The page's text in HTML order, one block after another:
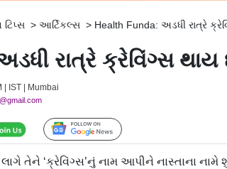
> આર્ટિકલ્સ > Health Funda: અડધી રાત્રે
રાત્રે ક્રેવિંગ્સ
| IST | Mumbai
Follow Us
તેને ‘ક્રેવિંગ્સ’નું નામ આપીને નાસ્તાના